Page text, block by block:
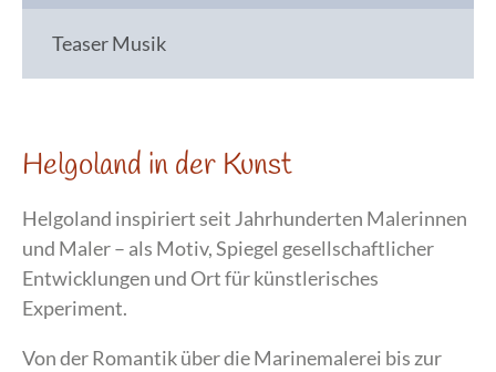
Helgoland in der Kunst
Helgoland inspiriert seit Jahrhunderten Malerinnen
und Maler – als Motiv, Spiegel gesellschaftlicher
Entwicklungen und Ort für künstlerisches
Experiment.
Von der Romantik über die Marinemalerei bis zur
Teaser Musik